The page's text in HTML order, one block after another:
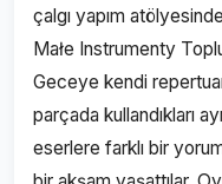
çalgı yapım
Małe Instrumenty
Geceye kendi
parçada kullandıkları
eserlere farklı bir